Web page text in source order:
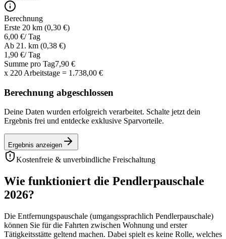
Berechnung
Erste 20 km (0,30 €)
6,00 €/ Tag
Ab 21. km (0,38 €)
1,90 €/ Tag
Summe pro Tag7,90 €
x 220 Arbeitstage = 1.738,00 €
Berechnung abgeschlossen
Deine Daten wurden erfolgreich verarbeitet. Schalte jetzt dein
Ergebnis frei und entdecke exklusive Sparvorteile.
Ergebnis anzeigen
Kostenfreie & unverbindliche Freischaltung
Wie funktioniert die Pendlerpauschale
2026?
Die Entfernungspauschale (umgangssprachlich Pendlerpauschale)
können Sie für die Fahrten zwischen Wohnung und erster
Tätigkeitsstätte geltend machen. Dabei spielt es keine Rolle, welches